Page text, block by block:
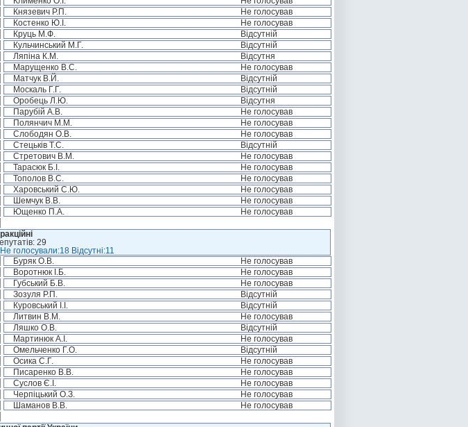
Князевич Р.П.
Не голосував
Костенко Ю.І.
Не голосував
Круць М.Ф.
Відсутній
Кульчинський М.Г.
Відсутній
Ляпіна К.М.
Відсутня
Марущенко В.С.
Не голосував
Матчук В.Й.
Відсутній
Москаль Г.Г.
Відсутній
Оробець Л.Ю.
Відсутня
Парубій А.В.
Не голосував
Полянчич М.М.
Не голосував
Слободян О.В.
Не голосував
Стецьків Т.С.
Відсутній
Стретович В.М.
Не голосував
Тарасюк Б.І.
Не голосував
Тополов В.С.
Не голосував
Харовський С.Ю.
Не голосував
Шемчук В.В.
Не голосував
Ющенко П.А.
Не голосував
29
голосували:18 Відсутні:11
Буряк О.В.
Не голосував
Воротнюк І.Б.
Не голосував
Губський Б.В.
Не голосував
Зозуля Р.П.
Відсутній
Куровський І.І.
Відсутній
Литвин В.М.
Не голосував
Ляшко О.В.
Відсутній
Мартинюк А.І.
Не голосував
Омельченко Г.О.
Відсутній
Осика С.Г.
Не голосував
Писаренко В.В.
Не голосував
Суслов Є.І.
Не голосував
Черпіцький О.З.
Не голосував
Шаманов В.В.
Не голосував